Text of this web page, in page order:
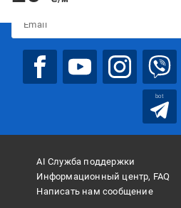
bot
AI Служба поддержки
Информационный центр, FAQ
Написать нам сообщение